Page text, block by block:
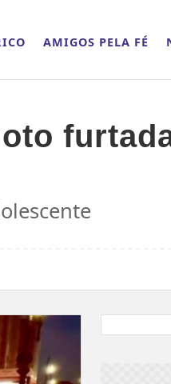
AMIGOS PELA FÉ